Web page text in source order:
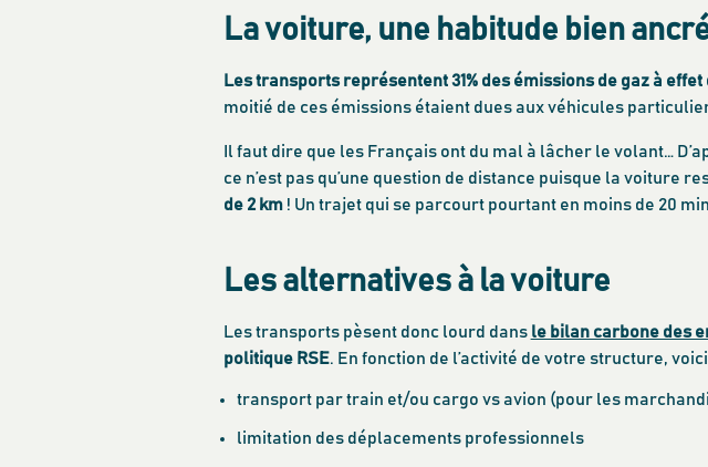
La voiture, une habitude bien
Les transports représentent 31% des émissions de gaz à
moitié de ces émissions étaient dues aux véhicules
Il faut dire que les Français ont du mal à lâcher le volant…
ce n’est pas qu’une question de distance puisque la voiture
de 2 km! Un trajet qui se parcourt pourtant en moins de 20
Les alternatives à la voiture
Les transports pèsent donc lourd dans le bilan carbone des
politique RSE. En fonction de l’activité de votre structure,
transport par train et/ou cargo vs avion (pour les
limitation des déplacements professionnels